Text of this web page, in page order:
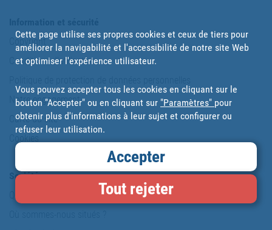
Copyright
Conditions d'utilisation
Notre engagement
Carte du site
Cookies
Société
Qui sommes-nous
Cette page utilise ses propres cookies et ceux de tiers pour
améliorer la navigabilité et l'accessibilité de notre site Web
et optimiser l'expérience utilisateur.
Vous pouvez accepter tous les cookies en cliquant sur le
bouton "Accepter" ou en cliquant sur "Paramètres" pour
obtenir plus d'informations à leur sujet et configurer ou
refuser leur utilisation.
Accepter
Tout rejeter